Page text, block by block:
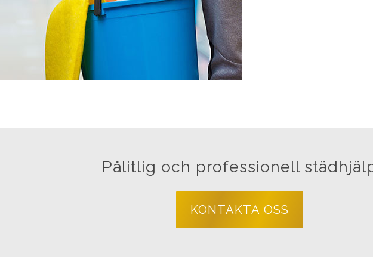
Pålitlig och professionell
KONTAKTA OSS